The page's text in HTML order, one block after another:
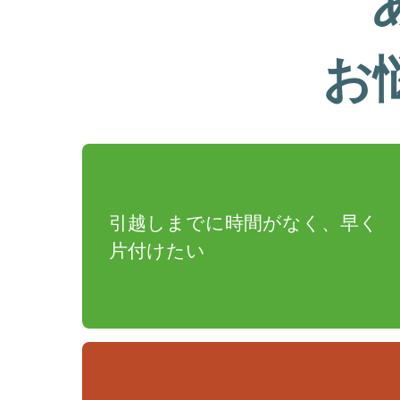
お
引越しまでに時間がなく、早く
片付けたい